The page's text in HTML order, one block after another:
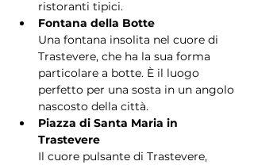
ristoranti tipici.
Fontana della Botte
Una fontana insolita nel cuore di
Trastevere, che ha la sua forma
particolare a botte. È il luogo
perfetto per una sosta in un angolo
nascosto della città.
Piazza di Santa Maria in
Trastevere
Il cuore pulsante di Trastevere,